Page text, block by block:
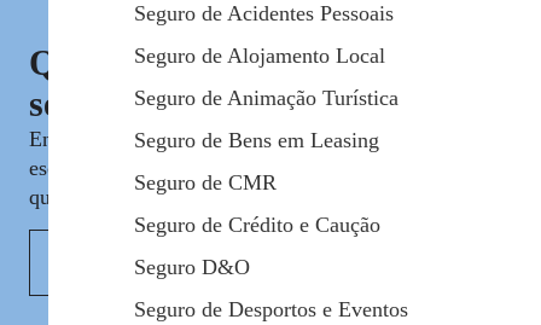
Seguro de Acidentes Pessoais
Seguro de Alojamento Local
Seguro de Animação Turística
Seguro de Bens em Leasing
Seguro de CMR
Seguro de Crédito e Caução
Seguro D&O
Seguro de Desportos e Eventos
Quer saber mais sobre este
seguro?
Entre em contacto com um dos nossos profissionais,
esclareça todas as dúvidas e obtenha as informações
que precisa de forma rápida e clara.
Contactar